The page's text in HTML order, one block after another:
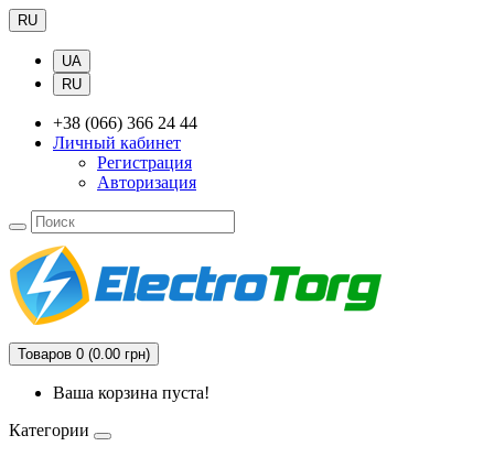
RU
UA
RU
+38 (066) 366 24 44
Личный кабинет
Регистрация
Авторизация
Товаров 0 (0.00 грн)
Ваша корзина пуста!
Категории